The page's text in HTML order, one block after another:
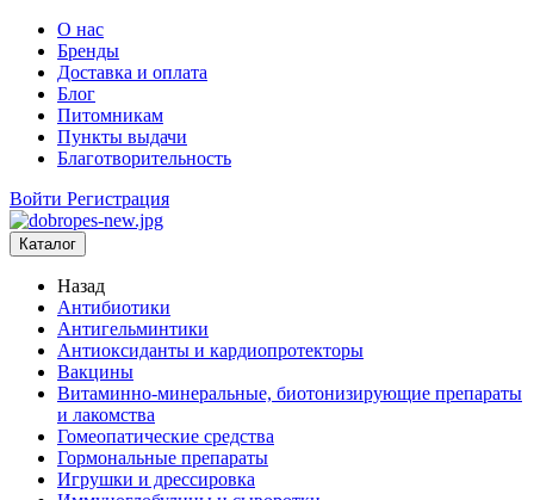
О нас
Бренды
Доставка и оплата
Блог
Питомникам
Пункты выдачи
Благотворительность
Войти Регистрация
Каталог
Назад
Антибиотики
Антигельминтики
Антиоксиданты и кардиопротекторы
Вакцины
Витаминно-минеральные, биотонизирующие препараты
и лакомства
Гомеопатические средства
Гормональные препараты
Игрушки и дрессировка